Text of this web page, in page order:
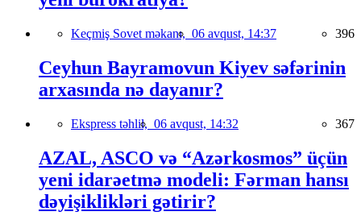
Keçmiş Sovet məkanı, 06 avqust, 14:37 396
Ceyhun Bayramovun Kiyev səfərinin
arxasında nə dayanır?
Ekspress təhlil, 06 avqust, 14:32 367
AZAL, ASCO və “Azərkosmos” üçün
yeni idarəetmə modeli: Fərman hansı
dəyişiklikləri gətirir?